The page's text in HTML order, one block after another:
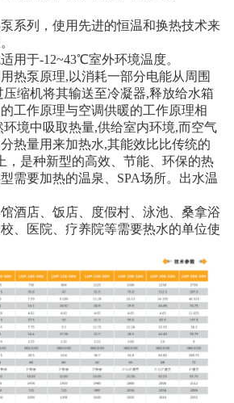
系列，使用先进的恒温和换热技术来
用于-12~43℃室外环境温度。
热泵原理,以消耗一部分电能从周围
缩机将其输送至冷凝器,释放给水箱
工作原理与空调供暖的工作原理相
环境中吸取热量,供给室内环境,而空气
热量用来加热水,其能效比比传统的
，是种新型的高效、节能、环保的热
需要加热的温泉、SPA场所。出水温
酒店、饭店、度假村、泳池、桑拿浴
、医院、疗养院等需要热水的单位使